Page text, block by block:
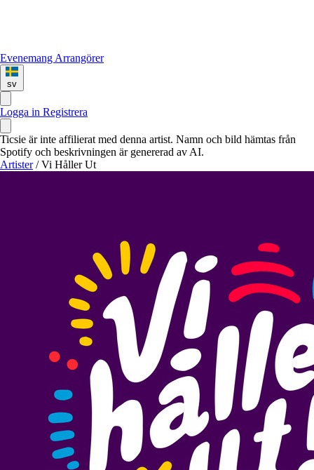
Evenemang Arrangörer
sv
Logga in Registrera
Ticsie är inte affilierat med denna artist. Namn och bild hämtas från
Spotify och beskrivningen är genererad av AI.
Artister / Vi Håller Ut